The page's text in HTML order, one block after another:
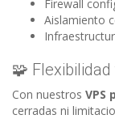
Firewall
Aislamiento
🧩
Con nuestros VPS
cerradas ni